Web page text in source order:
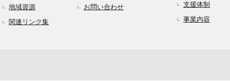
地域資源
関連リンク集
お問い合わせ
支援体制
事業内容